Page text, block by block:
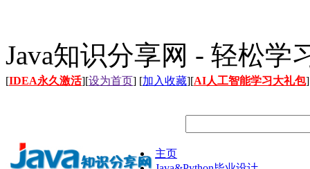
Java知识分享网 - 轻松学
[IDEA永久激活][设为首页] [加入收藏][AI人工智能学习大礼包]
主页